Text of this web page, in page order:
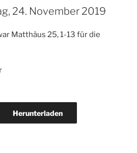
24. November 2019
Matthäus 25, 1-13 für die
Herunterladen